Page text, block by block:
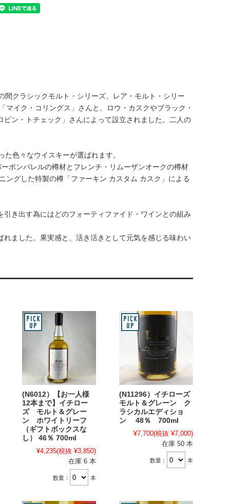
間クラシックモルト・シリーズ、レア・モルト・シリー
イク・コリングス」さんと、ロウ・カスクやブラック・
ン・トチェック」さんによって設立されました。二人の
色々なウイスキーが選ばれます。
ボンバレルの樽材とフレンチ・リムーザンオークの樽材
ングした特製の樽「ファーキン カスタム カスク」による
き出す為にはどのフォーティファイド・ワインとの組み
ました。果実感と、活き活きとして元気を感じる味わい
(N6012）【お一人様
12本まで】イチロー
ズ モルト＆グレー
ン ホワイトリーフ
（ギフトボックスな
し） 46％ 700ml
¥4,235(税抜 ¥3,850)
在庫 6 本
数量： 本
(N11296）イチローズ
モルト＆グレーン ク
ラシカルエディショ
ン 48％ 700ml
¥7,700(税抜 ¥7,000)
在庫 50 本
数量： 本